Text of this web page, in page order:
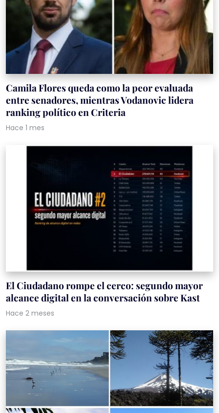
Camila Flores queda como la peor evaluada
entre senadores, mientras Vodanovic lidera
ranking político en Criteria
Hace 1 mes
El Ciudadano rompe el cerco: segundo mayor
alcance digital en la conversación sobre Kast
Hace 2 meses